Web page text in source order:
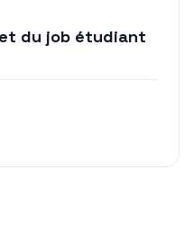
du job étudiant